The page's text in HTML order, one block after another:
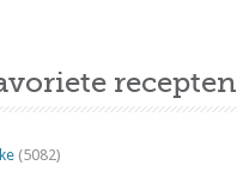
recepten
(5082)